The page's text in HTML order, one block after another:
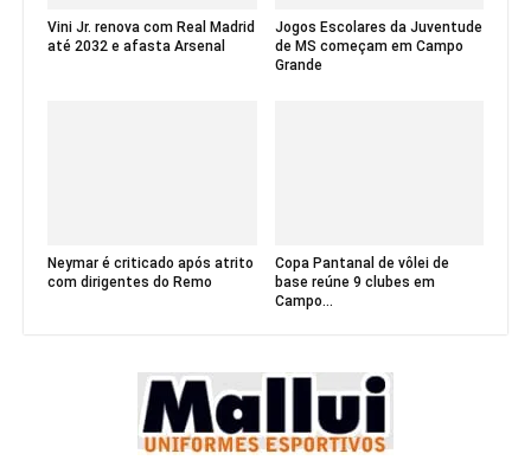
Vini Jr. renova com Real Madrid
até 2032 e afasta Arsenal
Jogos Escolares da Juventude
de MS começam em Campo
Grande
Neymar é criticado após atrito
com dirigentes do Remo
Copa Pantanal de vôlei de
base reúne 9 clubes em
Campo...